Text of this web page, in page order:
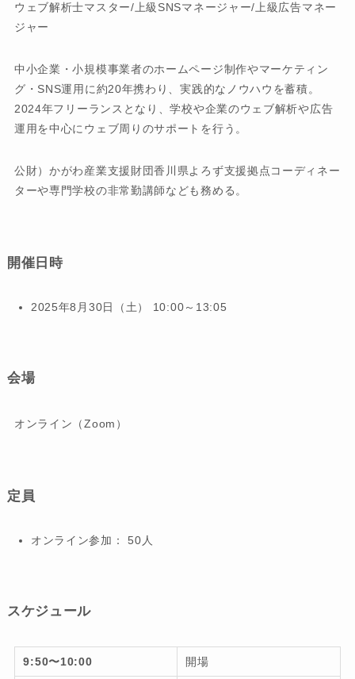
ウェブ解析士マスター/上級SNSマネージャー/上級広告マネー
ジャー
中小企業・小規模事業者のホームページ制作やマーケティン
グ・SNS運用に約20年携わり、実践的なノウハウを蓄積。
2024年フリーランスとなり、学校や企業のウェブ解析や広告
運用を中心にウェブ周りのサポートを行う。
公財）かがわ産業支援財団香川県よろず支援拠点コーディネー
ターや専門学校の非常勤講師なども務める。
開催日時
2025年8月30日（土） 10:00～13:05
会場
オンライン（Zoom）
定員
オンライン参加： 50人
スケジュール
9:50〜10:00 開場